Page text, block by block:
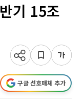
기 15조
구글 선호매체 추가